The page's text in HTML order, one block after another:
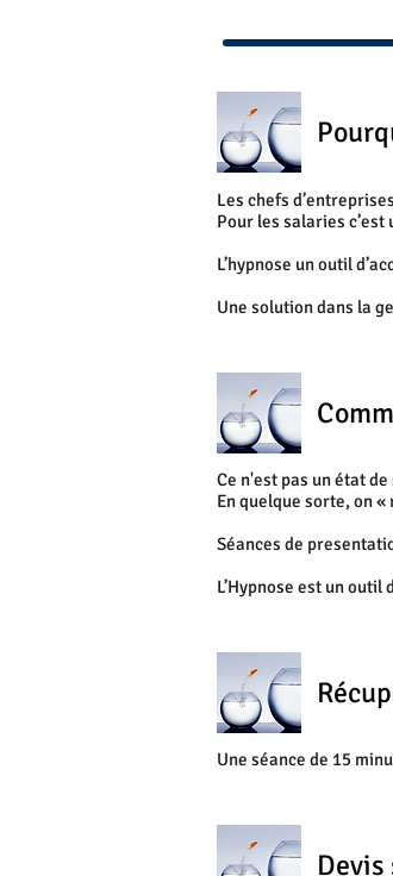
Les chefs
Pour les salaries
L’hypnose un outil
Une solution dans la
Ce n'est pas un état
En quelque sorte, on
Séances de
L’Hypnose est un
Une séance de 15
Devis